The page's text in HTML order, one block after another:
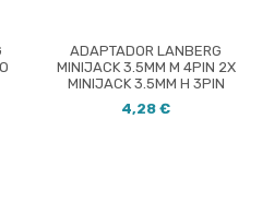
ADAPTADOR LANBERG
MINIJACK 3.5MM M 4PIN 2X
MINIJACK 3.5MM H 3PIN
4,28 €